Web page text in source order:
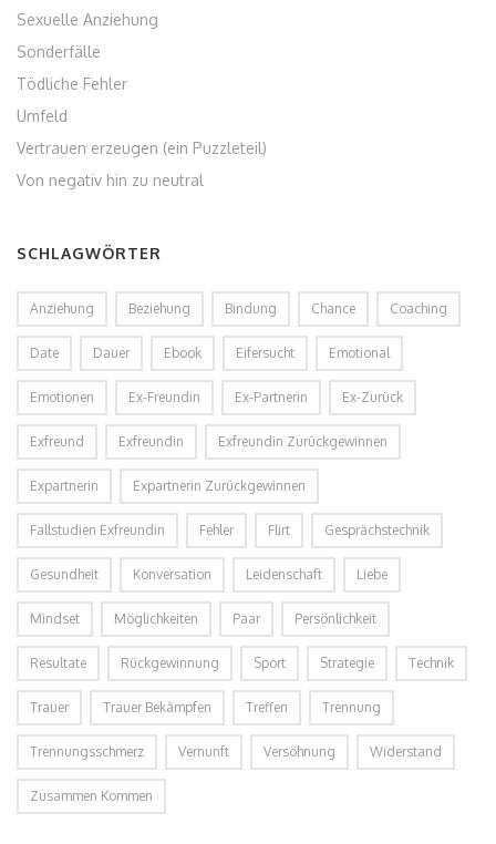
Sexuelle Anziehung
Sonderfälle
Tödliche Fehler
Umfeld
Vertrauen erzeugen (ein Puzzleteil)
Von negativ hin zu neutral
SCHLAGWÖRTER
Anziehung Beziehung Bindung Chance Coaching
Date Dauer Ebook Eifersucht Emotional
Emotionen Ex-Freundin Ex-Partnerin Ex-Zurück
Exfreund Exfreundin Exfreundin Zurückgewinnen
Expartnerin Expartnerin Zurückgewinnen
Fallstudien Exfreundin Fehler Flirt Gesprächstechnik
Gesundheit Konversation Leidenschaft Liebe
Mindset Möglichkeiten Paar Persönlichkeit
Resultate Rückgewinnung Sport Strategie Technik
Trauer Trauer Bekämpfen Treffen Trennung
Trennungsschmerz Vernunft Versöhnung Widerstand
Zusammen Kommen